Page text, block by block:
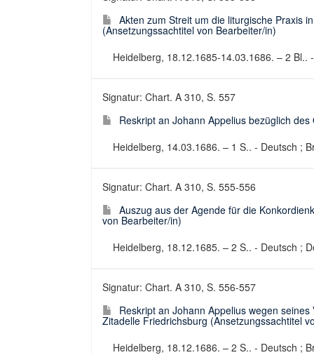
Akten zum Streit um die liturgische Praxis
(Ansetzungssachtitel von Bearbeiter/in)
Heidelberg, 18.12.1685-14.03.1686. – 2 Bl..
Signatur: Chart. A 310, S. 557
Reskript an Johann Appelius bezüglich
Heidelberg, 14.03.1686. – 1 S.. - Deutsch ;
Signatur: Chart. A 310, S. 555-556
Auszug aus der Agende für die
von Bearbeiter/in)
Heidelberg, 18.12.1685. – 2 S.. - Deutsch ;
Signatur: Chart. A 310, S. 556-557
Reskript an Johann Appelius wegen
Zitadelle Friedrichsburg (Ansetzungssachtitel
Heidelberg, 18.12.1686. – 2 S.. - Deutsch ;